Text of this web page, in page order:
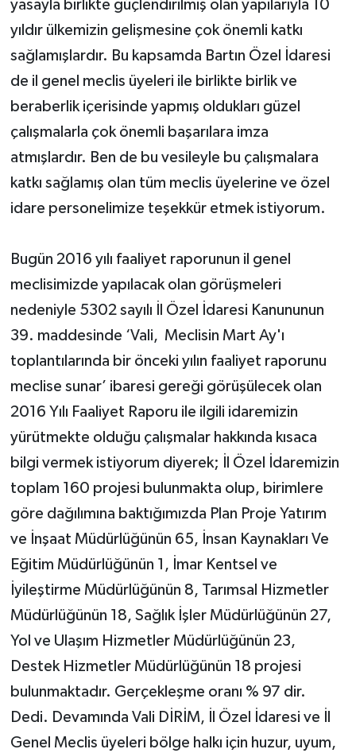
yasayla birlikte güçlendirilmiş olan yapılarıyla 10
yıldır ülkemizin gelişmesine çok önemli katkı
sağlamışlardır. Bu kapsamda Bartın Özel İdaresi
de il genel meclis üyeleri ile birlikte birlik ve
beraberlik içerisinde yapmış oldukları güzel
çalışmalarla çok önemli başarılara imza
atmışlardır. Ben de bu vesileyle bu çalışmalara
katkı sağlamış olan tüm meclis üyelerine ve özel
idare personelimize teşekkür etmek istiyorum.
Bugün 2016 yılı faaliyet raporunun il genel
meclisimizde yapılacak olan görüşmeleri
nedeniyle 5302 sayılı İl Özel İdaresi Kanununun
39. maddesinde ‘Vali, Meclisin Mart Ay'ı
toplantılarında bir önceki yılın faaliyet raporunu
meclise sunar’ ibaresi gereği görüşülecek olan
2016 Yılı Faaliyet Raporu ile ilgili idaremizin
yürütmekte olduğu çalışmalar hakkında kısaca
bilgi vermek istiyorum diyerek; İl Özel İdaremizin
toplam 160 projesi bulunmakta olup, birimlere
göre dağılımına baktığımızda Plan Proje Yatırım
ve İnşaat Müdürlüğünün 65, İnsan Kaynakları Ve
Eğitim Müdürlüğünün 1, İmar Kentsel ve
İyileştirme Müdürlüğünün 8, Tarımsal Hizmetler
Müdürlüğünün 18, Sağlık İşler Müdürlüğünün 27,
Yol ve Ulaşım Hizmetler Müdürlüğünün 23,
Destek Hizmetler Müdürlüğünün 18 projesi
bulunmaktadır. Gerçekleşme oranı % 97 dir.
Dedi. Devamında Vali DİRİM, İl Özel İdaresi ve İl
Genel Meclis üyeleri bölge halkı için huzur, uyum,